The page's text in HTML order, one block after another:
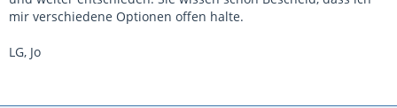
mir verschiedene Optionen offen halte.
LG, Jo